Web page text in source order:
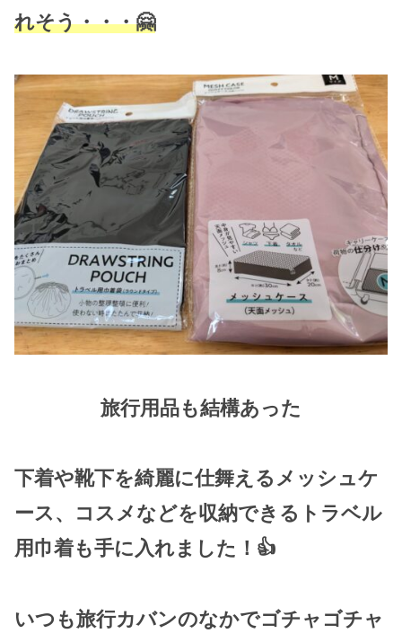
れそう・・・🤗
旅行用品も結構あった
下着や靴下を綺麗に仕舞えるメッシュケ
ース、コスメなどを収納できるトラベル
用巾着も手に入れました！👍
いつも旅行カバンのなかでゴチャゴチャ